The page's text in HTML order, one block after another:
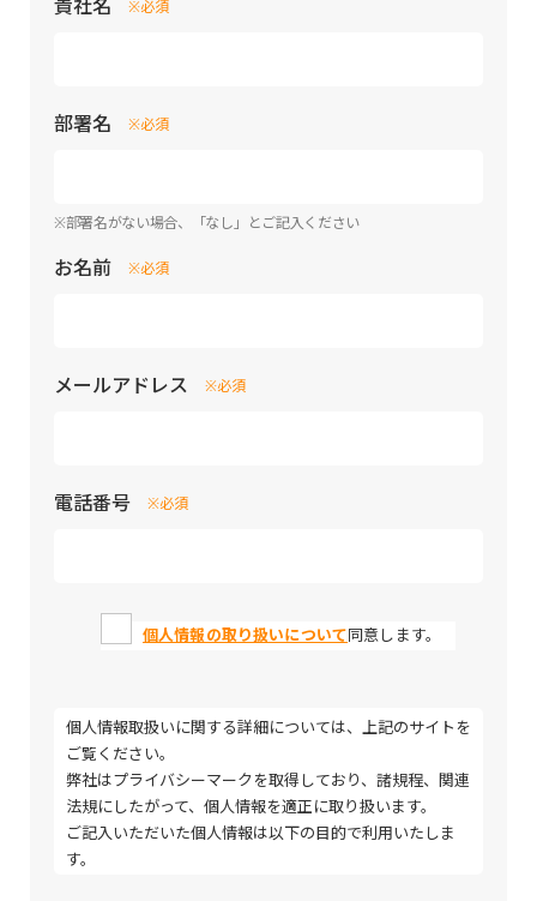
貴社名 ※必須
部署名 ※必須
※部署名がない場合、「なし」とご記入ください
お名前 ※必須
メールアドレス ※必須
電話番号 ※必須
個人情報の取り扱いについて 同意します。
個人情報取扱いに関する詳細については、上記のサイトを
ご覧ください。
弊社はプライバシーマークを取得しており、諸規程、関連
法規にしたがって、個人情報を適正に取り扱います。
ご記入いただいた個人情報は以下の目的で利用いたしま
す。